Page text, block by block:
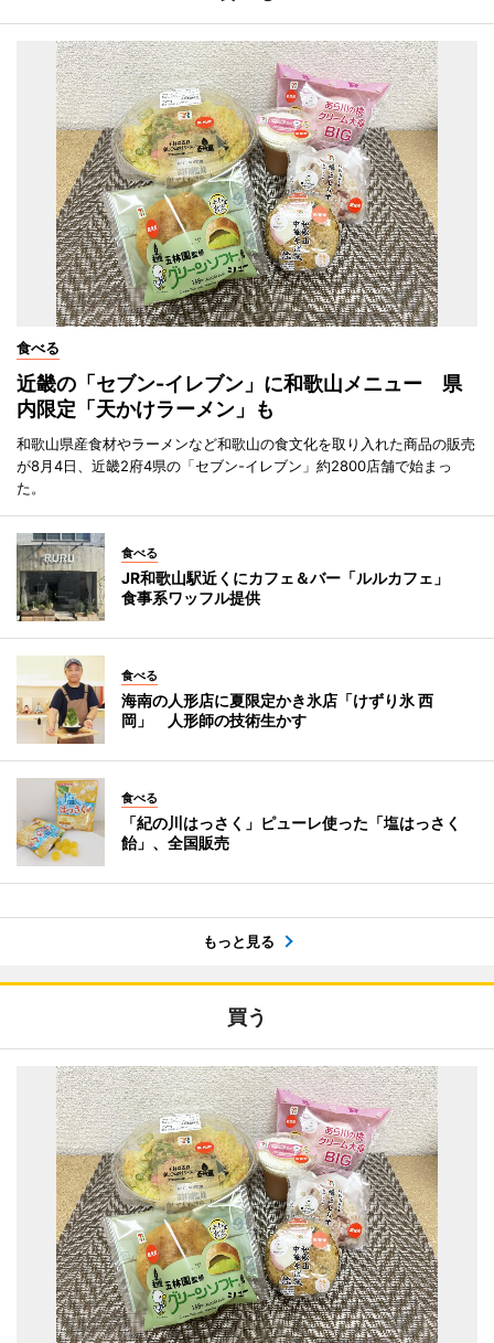
食べる
近畿の「セブン-イレブン」に和歌山メニュー 県
内限定「天かけラーメン」も
和歌山県産食材やラーメンなど和歌山の食文化を取り入れた商品の販売
が8月4日、近畿2府4県の「セブン-イレブン」約2800店舗で始まっ
た。
食べる
JR和歌山駅近くにカフェ＆バー「ルルカフェ」
食事系ワッフル提供
食べる
海南の人形店に夏限定かき氷店「けずり氷 西
岡」 人形師の技術生かす
食べる
「紀の川はっさく」ピューレ使った「塩はっさく
飴」、全国販売
もっと見る
買う